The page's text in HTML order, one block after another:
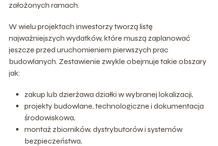
założonych ramach.
W wielu projektach inwestorzy tworzą listę
najważniejszych wydatków, które muszą zaplanować
jeszcze przed uruchomieniem pierwszych prac
budowlanych. Zestawienie zwykle obejmuje takie obszary
jak:
zakup lub dzierżawa działki w wybranej lokalizacji,
projekty budowlane, technologiczne i dokumentacja
środowiskowa,
montaż zbiorników, dystrybutorów i systemów
bezpieczeństwa,